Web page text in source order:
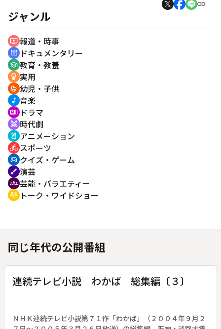
ジャンル
ondemand_video 報道・時事
cinematic_blur ドキュメンタリー
school 教育・教養
emoji_objects 実用
crib 幼児・子供
music_note 音楽
recent_actors ドラマ
swords 時代劇
cruelty_free アニメーション
directions_bike スポーツ
sports_esports クイズ・ゲーム
brush 演芸
groups 芸能・バラエティー
adaptive_audio_mic トーク・ワイドショー
同じ年代の公開番組
連続テレビ小説 わかば 総集編〔３〕
ＮＨＫ連続テレビ小説第７１作「わかば」（２００４年９月２